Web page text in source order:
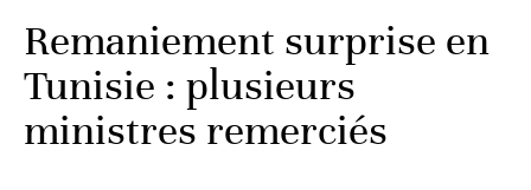
Remaniement surprise en
Tunisie : plusieurs
ministres remerciés